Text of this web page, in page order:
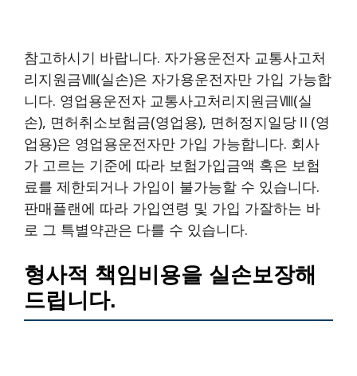
참고하시기 바랍니다. 자가용운전자 교통사고처
리지원금Ⅷ(실손)은 자가용운전자만 가입 가능합
니다. 영업용운전자 교통사고처리지원금Ⅷ(실
손), 면허취소보험금(영업용), 면허정지일당Ⅱ(영
업용)은 영업용운전자만 가입 가능합니다. 회사
가 고르는 기준에 따라 보험가입금액 혹은 보험
료를 제한되거나 가입이 불가능할 수 있습니다.
판매플랜에 따라 가입연령 및 가입 가잘하는 바
로 그 특별약관은 다를 수 있습니다.
형사적 책임비용을 실손보장해
드립니다.